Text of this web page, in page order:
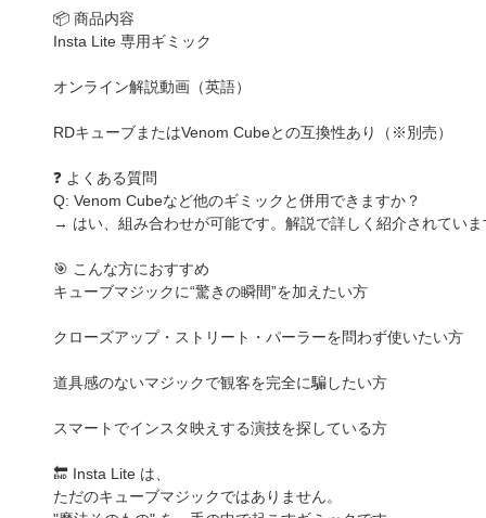
📦 商品内容
Insta Lite 専用ギミック
オンライン解説動画（英語）
RDキューブまたはVenom Cubeとの互換性あり（※別売）
❓ よくある質問
Q: Venom Cubeなど他のギミックと併用できますか？
→ はい、組み合わせが可能です。解説で詳しく紹介されていま
🎯 こんな方におすすめ
キューブマジックに“驚きの瞬間”を加えたい方
クローズアップ・ストリート・パーラーを問わず使いたい方
道具感のないマジックで観客を完全に騙したい方
スマートでインスタ映えする演技を探している方
🔚 Insta Lite は、
ただのキューブマジックではありません。